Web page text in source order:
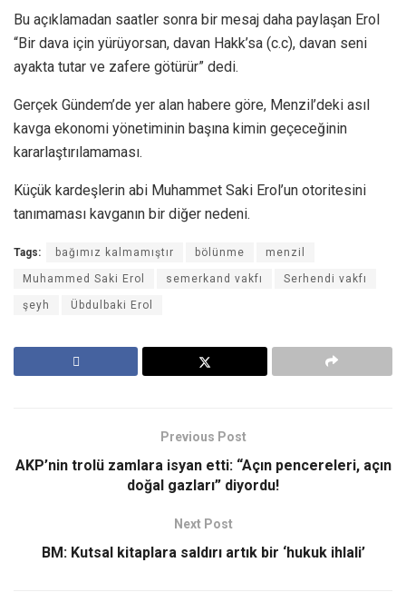
Bu açıklamadan saatler sonra bir mesaj daha paylaşan Erol
“Bir dava için yürüyorsan, davan Hakk’sa (c.c), davan seni
ayakta tutar ve zafere götürür” dedi.
Gerçek Gündem’de yer alan habere göre, Menzil’deki asıl
kavga ekonomi yönetiminin başına kimin geçeceğinin
kararlaştırılamaması.
Küçük kardeşlerin abi Muhammet Saki Erol’un otoritesini
tanımaması kavganın bir diğer nedeni.
Tags: bağımız kalmamıştır bölünme menzil
Muhammed Saki Erol semerkand vakfı Serhendi vakfı
şeyh Übdulbaki Erol
Previous Post
AKP’nin trolü zamlara isyan etti: “Açın pencereleri, açın
doğal gazları” diyordu!
Next Post
BM: Kutsal kitaplara saldırı artık bir ‘hukuk ihlali’